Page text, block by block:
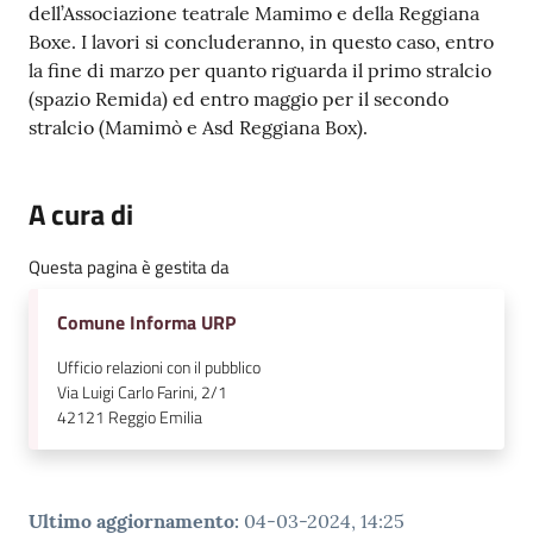
dell’Associazione teatrale Mamimo e della Reggiana
Boxe. I lavori si concluderanno, in questo caso, entro
la fine di marzo per quanto riguarda il primo stralcio
(spazio Remida) ed entro maggio per il secondo
stralcio (Mamimò e Asd Reggiana Box).
A cura di
Questa pagina è gestita da
Comune Informa URP
Ufficio relazioni con il pubblico
Via Luigi Carlo Farini, 2/1
42121 Reggio Emilia
Ultimo aggiornamento: 04-03-2024, 14:25